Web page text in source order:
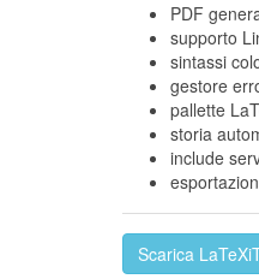
PDF
supporto
sintassi
gestore
pallette
storia
include
Scarica